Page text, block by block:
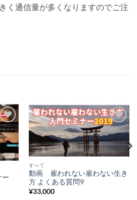
く通信量が多くなりますのでご注
to
Add to
Wishlist
すべて
動画 雇われない雇わない生き
方 よくある質問9
¥33,000